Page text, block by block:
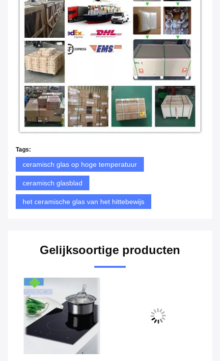
Tags:
ceramisch glas op hoge temperatuur
ceramisch glasblad
het ceramische glas van het hittebewijs
Gelijksoortige producten